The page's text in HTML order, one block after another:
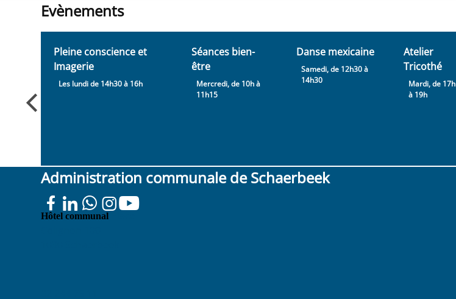
Evènements
Evènements
Pleine conscience et
Imagerie
Les lundi de 14h30 à 16h
Séances bien-
être
Mercredi, de 10h à
11h15
Danse mexicaine
Samedi, de 12h30 à
14h30
Atelier
Tricothé
Mardi, de 17h
à 19h
Administration communale de Schaerbeek
Hôtel communal